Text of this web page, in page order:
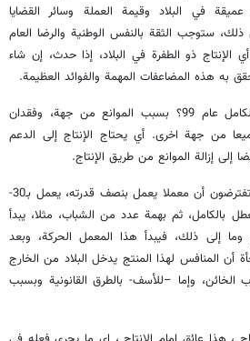
في البلاد وقيمة العملة وسائر القضايا
ذلك، ستوجب الثقة بالنفس الوطنية والرضا العام
الإنتاج ذو الطفرة في البلاد، إذا حدث، إن شاء
به هذه المضاعفات المهمة والفوائد العظيمة.
حسنا، لماذا لم يحدث هذا بالكامل عام 99؟ بسبب الموانع من جهة، وفقدان
من جهة اخرى. أي يحتاج الإنتاج إلى الدعم
إلى إزالة الموانع من طريق الإنتاج.
الآن، على سبيل المثال، عندما تفترضون أن معملا يعمل بنصف قدرته، يعمل بـ30-
بالكامل، ثم بهمة عدد من الشباب، مثلا، يبدأ
إلى ذلك، فيبدأ هذا المعمل الحركة، وبعد
أن المنافس لهذا المنتج يدخل البلاد من الخارج
الخائن، وإما –للأسف- بالطرق القانونية وبسبب